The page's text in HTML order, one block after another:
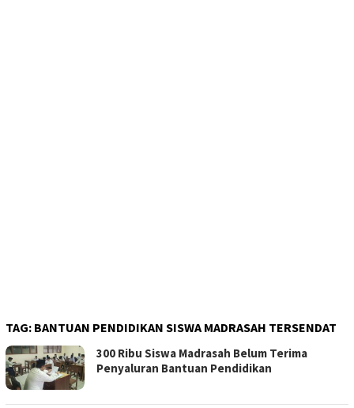
TAG: BANTUAN PENDIDIKAN SISWA MADRASAH TERSENDAT
300 Ribu Siswa Madrasah Belum Terima
Penyaluran Bantuan Pendidikan